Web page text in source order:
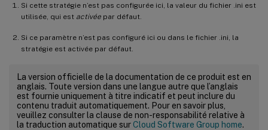
Si cette stratégie n’est pas configurée ici, la valeur du fichier .ini est
utilisée, qui est activée par défaut.
Si ce paramètre n’est pas configuré ici ou dans le fichier .ini, la
stratégie est activée par défaut.
La version officielle de la documentation de ce produit est en
anglais. Toute version dans une langue autre que l’anglais
est fournie uniquement à titre indicatif et peut inclure du
contenu traduit automatiquement. Pour en savoir plus,
veuillez consulter la clause de non-responsabilité relative à
la traduction automatique surCloud Software Group home.